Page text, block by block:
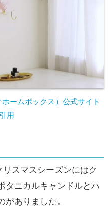
ームボックス）公式サイト
用
スマスシーズンにはク
タニカルキャンドルとハ
ありました。